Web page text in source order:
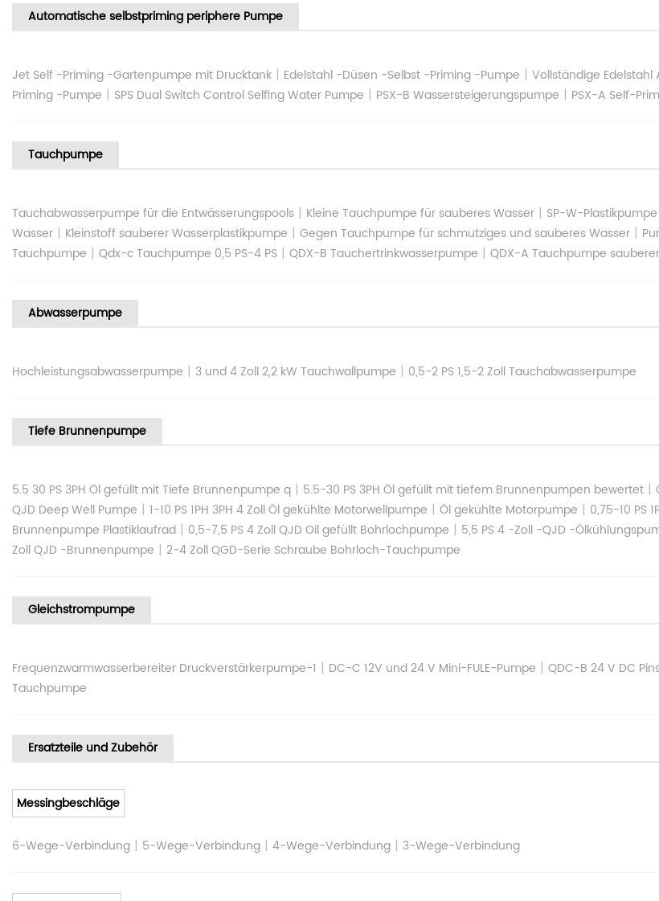
Automatische selbstpriming periphere Pumpe
Jet Self -Priming -Gartenpumpe mit Drucktank | Edelstahl -Düsen -Selbst -Priming -Pumpe | Vollständige
Priming -Pumpe | SPS Dual Switch Control Selfing Water Pumpe | PSX-B Wassersteigerungspumpe | PSX-A Self-
Tauchpumpe
Tauchabwasserpumpe für die Entwässerungspools | Kleine Tauchpumpe für sauberes Wasser | SP-W-
Wasser | Kleinstoff sauberer Wasserplastikpumpe | Gegen Tauchpumpe für schmutziges und sauberes Wasser |
Tauchpumpe | Qdx-c Tauchpumpe 0,5 PS-4 PS | QDX-B Tauchertrinkwasserpumpe | QDX-A Tauchpumpe
Abwasserpumpe
Hochleistungsabwasserpumpe | 3 und 4 Zoll 2,2 kW Tauchwallpumpe | 0,5-2 PS 1,5-2 Zoll Tauchabwasserpumpe
Tiefe Brunnenpumpe
5.5 30 PS 3PH Öl gefüllt mit Tiefe Brunnenpumpe q | 5.5-30 PS 3PH Öl gefüllt mit tiefem Brunnenpumpen bewertet |
QJD Deep Well Pumpe | 1-10 PS 1PH 3PH 4 Zoll Öl gekühlte Motorwellpumpe | Öl gekühlte Motorpumpe | 0,75-10 PS
Brunnenpumpe Plastiklaufrad | 0,5-7,5 PS 4 Zoll QJD Oil gefüllt Bohrlochpumpe | 5,5 PS 4 -Zoll -QJD -
Zoll QJD -Brunnenpumpe | 2-4 Zoll QGD-Serie Schraube Bohrloch-Tauchpumpe
Gleichstrompumpe
Frequenzwarmwasserbereiter Druckverstärkerpumpe-1 | DC-C 12V und 24 V Mini-FULE-Pumpe | QDC-B 24 V DC
Tauchpumpe
Ersatzteile und Zubehör
Messingbeschläge
6-Wege-Verbindung | 5-Wege-Verbindung | 4-Wege-Verbindung | 3-Wege-Verbindung